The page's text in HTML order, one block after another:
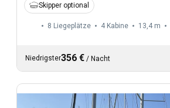
Skipper optional
8 Liegeplätze 4 Kabine 13,4 m
Niedrigster356 € / Nacht